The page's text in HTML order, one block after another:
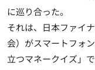
に巡り合った。
それは、日本ファイ
会）がスマートフォ
立つマネークイズ」で